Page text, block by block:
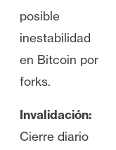
posible
inestabilidad
en Bitcoin por
forks.
Invalidación:
Cierre diario